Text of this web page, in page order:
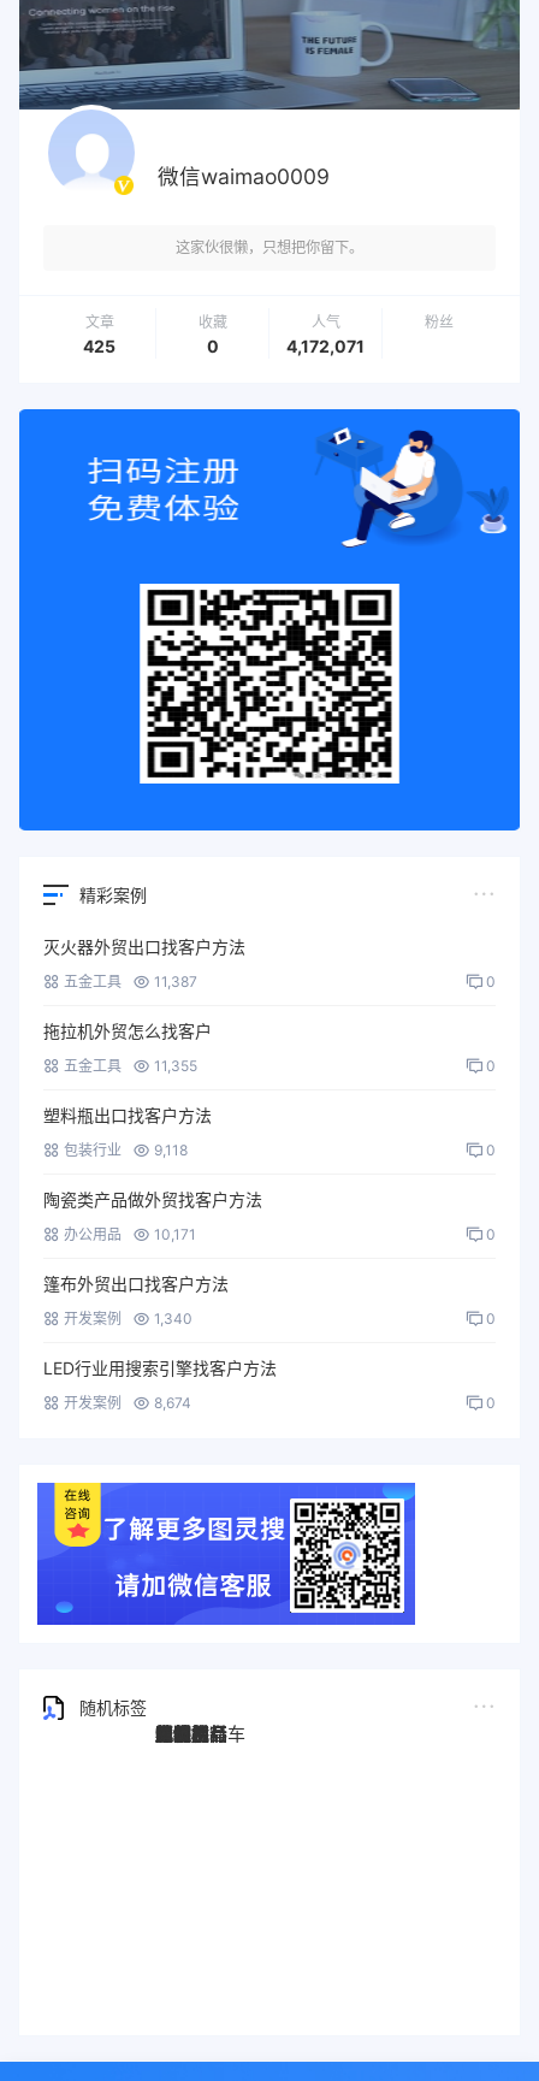
微信waimao0009
这家伙很懒，只想把你留下。
文章
425
收藏
0
人气
4,172,071
粉丝
精彩案例
灭火器外贸出口找客户方法
五金工具 11,387 0
拖拉机外贸怎么找客户
五金工具 11,355 0
塑料瓶出口找客户方法
包装行业 9,118 0
陶瓷类产品做外贸找客户方法
办公用品 10,171 0
篷布外贸出口找客户方法
开发案例 1,340 0
LED行业用搜索引擎找客户方法
开发案例 8,674 0
随机标签
图灵搜
电子秤
劳保手套
压缩机
宠物用品
纸袋
塑料袋
箱包
圣诞树
电子烟
集装箱
沙发
户外用品
美容用品
红酒
电动自行车
服装
母婴用品
石材
壁纸
建筑材料